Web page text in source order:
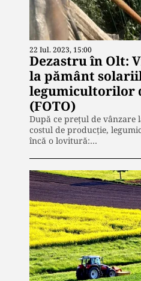
22 Iul. 2023, 15:00
Dezastru în Olt:
la pământ
legumicultorilor
(FOTO)
După ce prețul de vânzare
costul de producție,
încă o lovitură:…